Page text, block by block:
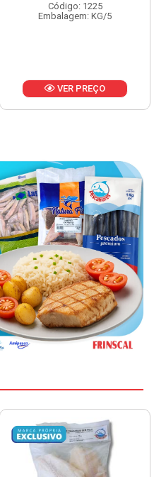
Código: 1225
Embalagem: KG/5
VER PREÇO